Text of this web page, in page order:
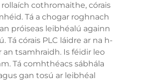
cothromaithe, córais
Tá a chogar roghnach
próiseas leibhéalú againn
córais PLC láidre ar na h-
tsamhraidh. Is féidir leo
Tá comhthéacs sábhála
gan tosú ar leibhéal